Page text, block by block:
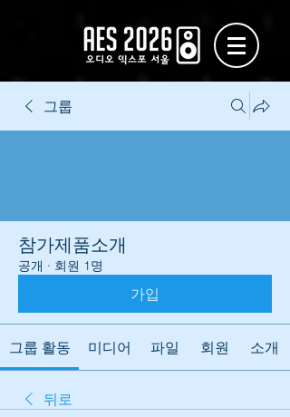
그룹
참가제품소개
공개 · 회원 1명
가입
그룹 활동 미디어 파일 회원 소개
뒤로